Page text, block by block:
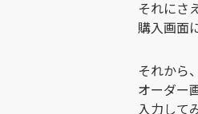
それにさ
購入画面
それから、
オーダー
入力して